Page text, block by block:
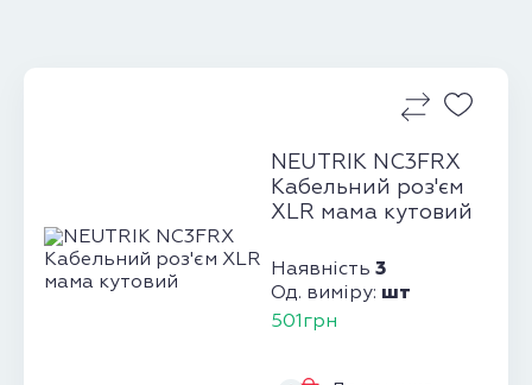
NEUTRIK NC3FRX
Кабельний роз'єм
XLR мама кутовий
Наявність 3
Од. виміру: шт
501грн